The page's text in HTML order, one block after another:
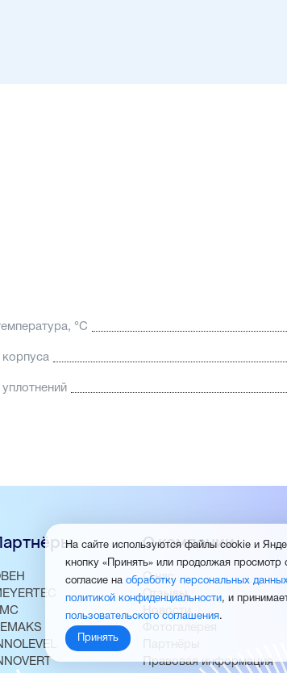
°С
О компании
О нас
Отзывы
Новости
Фотогалерея
Партнёры
Правовая информация
На сайте используются файлы cookie и
кнопку «Принять» или продолжая просмотр
согласие на обработку персональных
политикой конфиденциальности, и
пользовательского соглашения.
Принять